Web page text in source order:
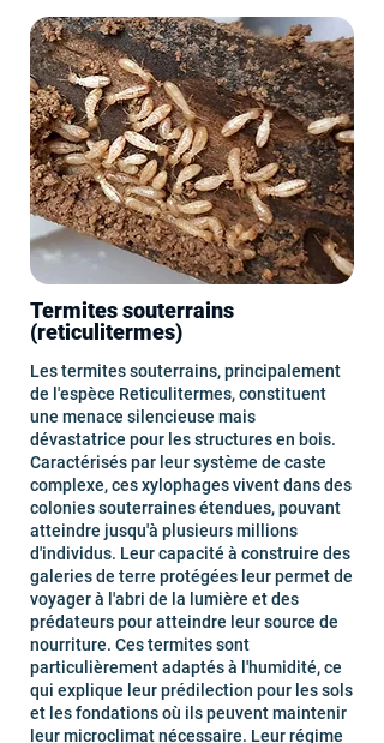
Termites souterrains
(reticulitermes)
Les termites souterrains, principalement
de l'espèce Reticulitermes, constituent
une menace silencieuse mais
dévastatrice pour les structures en bois.
Caractérisés par leur système de caste
complexe, ces xylophages vivent dans des
colonies souterraines étendues, pouvant
atteindre jusqu'à plusieurs millions
d'individus. Leur capacité à construire des
galeries de terre protégées leur permet de
voyager à l'abri de la lumière et des
prédateurs pour atteindre leur source de
nourriture. Ces termites sont
particulièrement adaptés à l'humidité, ce
qui explique leur prédilection pour les sols
et les fondations où ils peuvent maintenir
leur microclimat nécessaire. Leur régime